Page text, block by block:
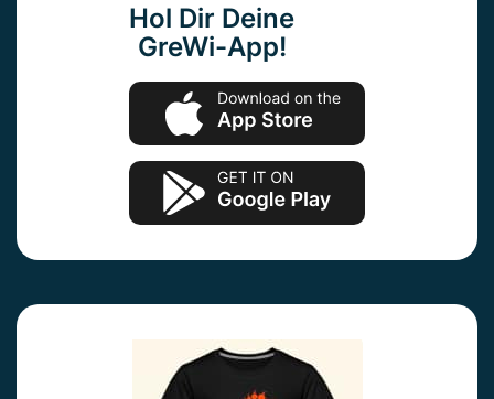
Hol Dir Deine
GreWi-App!